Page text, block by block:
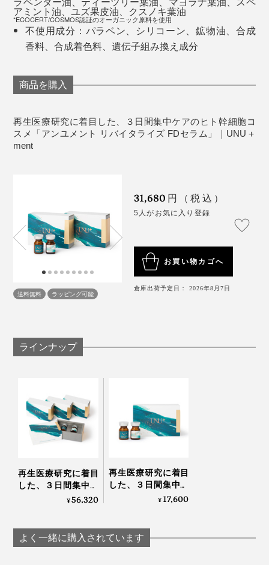
それも待てない！肌がSOSを出している！という時は、
夜と翌朝２回で使い切るスペシャル集中ケアもあり。肌
が素早くリズムを立て直します。
は冷蔵で。お早めに使い切ってください。
●使用感には個人差があります。あくまでご使用者の感想であり、製品の効果効能
を示すものではありません。
※幹細胞上清液（＝ヒトサイタイ間葉幹細胞順化培養液／保湿成分）
アミント油、ユズ果皮油、クスノキ葉油
*ECOCERT/COSMOS認証のオーガニック原料を使用
不使用成分：パラベン、シリコーン、鉱物油、合成
香料、合成着色料、遺伝子組み換え成分
商品を購入
再生医療研究に着目した、３日間集中ケアのヒト幹細胞コ
スメ「アンユメント リバイタライズ FDセラム」｜UNU＋
ment
送料無料 ラッピング可能
31,680 円（税込）
5人がお気に入り登録
お買い物カゴへ
倉庫出荷予定日： 2026年8月7日
ラインナップ
再生医療研究に着目
した、３日間集中ケ
アのヒト幹細胞コス
ム」｜UNU＋ ment
¥56,320
再生医療研究に着目
した、３日間集中ケ
アのヒト幹細胞コス
ム」｜UNU＋ ment
¥17,600
よく一緒に購入されています